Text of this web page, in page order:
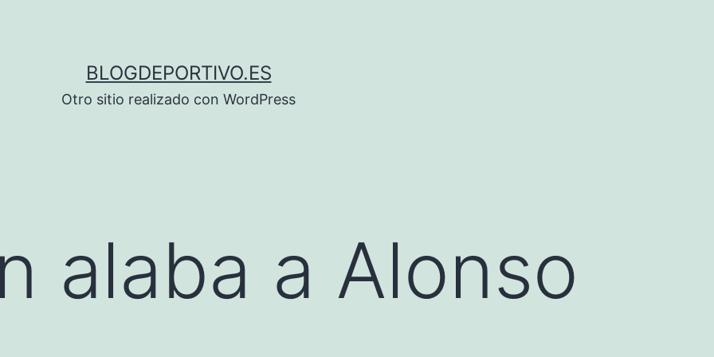
BLOGDEPORTIVO.ES
Otro sitio realizado con WordPress
alaba a Alonso